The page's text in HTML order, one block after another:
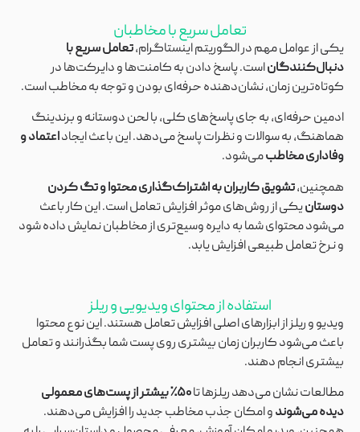
تعامل سریع با مخاطبان
یکی از عوامل مهم در الگوریتم اینستاگرام،تعامل سریع با
دنبال‌کنندگاناست. پاسخ دادن به کامنت‌ها و دایرکت‌ها در
کوتاه‌ترین زمان، نشان‌دهنده حرفه‌ای بودن و توجه به مخاطب است.
ادمین حرفه‌ای، به جای پاسخ‌های کلی، با لحن دوستانه و برندینگ
هماهنگ، به سوالات و نظرات پاسخ می‌دهد. این باعث ایجاداعتماد و
وفاداری مخاطبمی‌شود.
همچنین،تشویق کاربران به اشتراک‌گذاری محتوا و تگ کردن
دوستانیکی از روش‌های موثر افزایش تعامل است. این کار باعث
می‌شود محتوای شما به دایره وسیع‌تری از مخاطبان نمایش داده شود
و نرخ تعامل طبیعی افزایش یابد.
استفاده از محتوای ویدیویی و ریلز
ویدیو و ریلز از ابزارهای اصلی افزایش تعامل هستند. این نوع محتوا
باعث می‌شود کاربران زمان بیشتری روی پست شما بگذرانند و تعامل
بیشتری انجام دهند.
مطالعات نشان می‌دهد ریلزها تا
۵۰٪ بیشتر از پست‌های معمولی
دیده می‌شوندو امکان جذب مخاطب جدید را افزایش می‌دهند.